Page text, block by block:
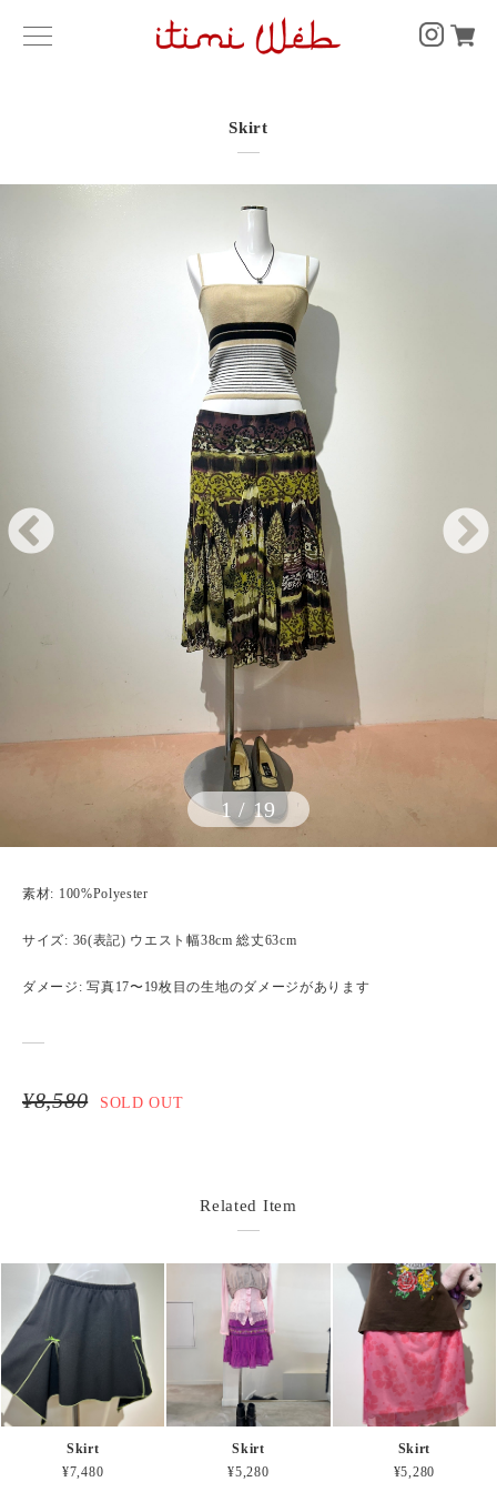
Skirt
1 / 19
素材: 100%Polyester
サイズ: 36(表記) ウエスト幅38cm 総丈63cm
ダメージ: 写真17〜19枚目の生地のダメージがあります
¥8,580 SOLD OUT
Related Item
Skirt
¥7,480
Skirt
¥5,280
Skirt
¥5,280